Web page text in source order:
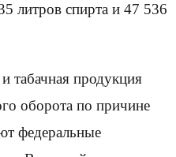
литров спирта и 47 536
табачная продукция
оборота по причине
федеральные